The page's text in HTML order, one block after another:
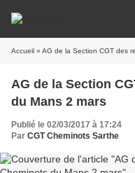
Accueil » AG de la Section CGT des
AG de la Section
du Mans 2 mars
Publié le 02/03/2017 à 17:24
Par CGT Cheminots Sarthe